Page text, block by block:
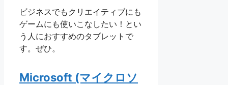
ビジネスでもクリエイティブにも
ゲームにも使いこなしたい！とい
う人におすすめのタブレットで
す。ぜひ。
Microsoft (マイクロソ